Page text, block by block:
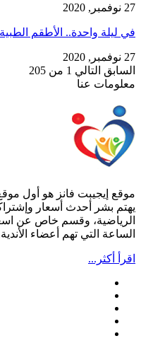
27 نوفمبر, 2020
في ليلة واحدة.. الأطقم الطبية تقدم 4 شهداء
27 نوفمبر, 2020
السابق التالي 1 من 205
معلومات عنا
موقع إيجيبت فانز هو أول
يهتم بشر أحدث أسعار
الرياضية، وقسم خاص عن
الساعة التي تهم أعضاء
اقرأ أكثر...